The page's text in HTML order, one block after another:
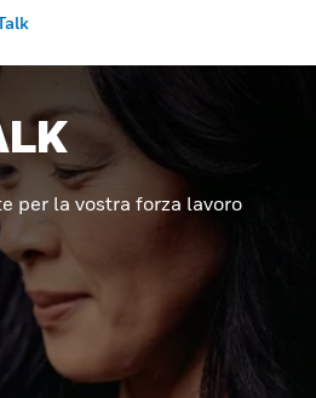
per la vostra forza lavoro